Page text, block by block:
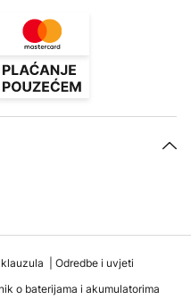
Odredbe i uvjeti
o baterijama i akumulatorima